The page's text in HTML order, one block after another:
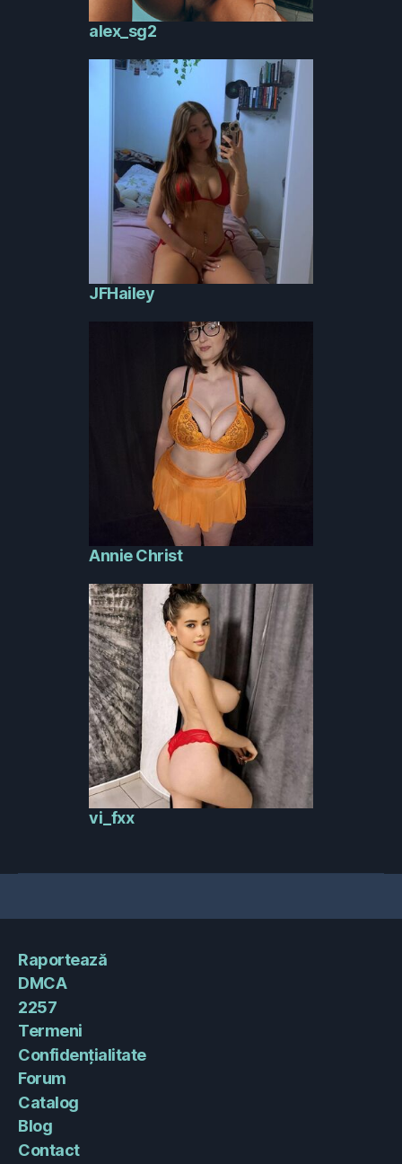
alex_sg2
JFHailey
Annie Christ
vi_fxx
Raportează
DMCA
2257
Termeni
Confidențialitate
Forum
Catalog
Blog
Contact